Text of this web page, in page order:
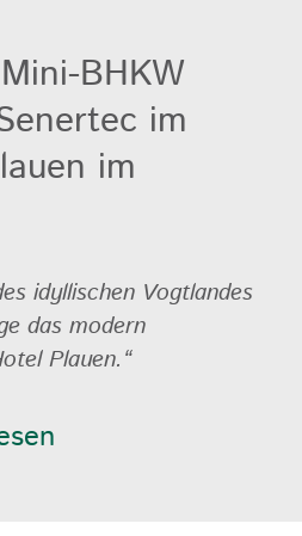
BHKW
im
im
idyllischen Vogtlandes
das modern
Plauen.“